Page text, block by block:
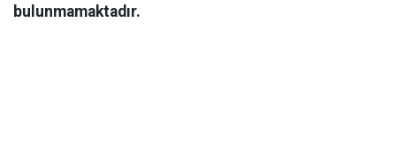
bulunmamaktadır.